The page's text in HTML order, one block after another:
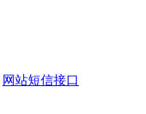
网站短信接口